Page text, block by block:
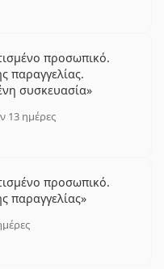
προσωπικό.
παραγγελίας.
συσκευασία
13 ημέρες
από 5
προσωπικό.
παραγγελίας
από 5